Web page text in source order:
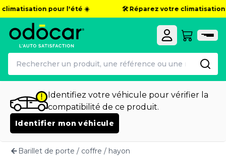
pour l'été ☀️ 🛠️ Réparez votre climatisation
Identifiez votre véhicule pour vérifier la
compatibilité de ce produit.
Identifier mon véhicule
Barillet de porte / coffre / hayon